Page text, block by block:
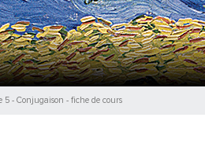
5 - Conjugaison - fiche de cours